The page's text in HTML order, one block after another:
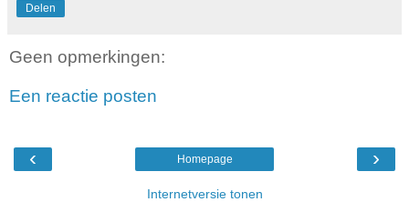
Delen
Geen opmerkingen:
Een reactie posten
‹ ›
Homepage
Internetversie tonen